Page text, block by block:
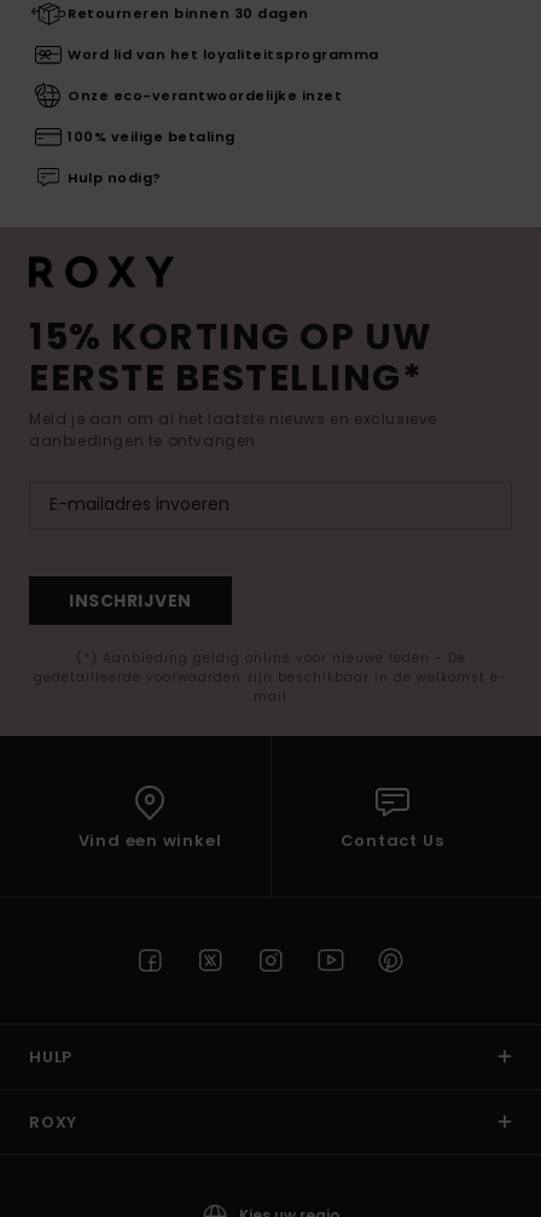
Retourneren binnen 30 dagen
Word lid van het loyaliteitsprogramma
Onze eco-verantwoordelijke inzet
100% veilige betaling
Hulp nodig?
15% KORTING OP UW
EERSTE BESTELLING*
Meld je aan om al het laatste nieuws en exclusieve
aanbiedingen te ontvangen.
INSCHRIJVEN
(*) Aanbieding geldig online voor nieuwe leden - De
gedetailleerde voorwaarden zijn beschikbaar in de welkomst e-
mail
Vind een winkel Contact Us
HULP
ROXY